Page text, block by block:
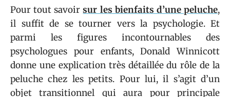
Pour tout savoirsur les bienfaits d’une peluche,
il suffit de se tourner vers la psychologie. Et
parmi les figures incontournables des
psychologues pour enfants, Donald Winnicott
donne une explication très détaillée du rôle de la
peluche chez les petits. Pour lui, il s’agit d’un
objet transitionnel qui aura pour principale